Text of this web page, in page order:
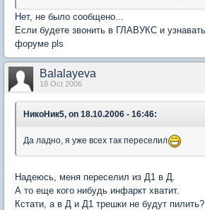
Нет, не было сообщено...
Если будете звонить в ГЛАВУКС и
форуме pls
Balalayeva
18 Oct 2006
НикоНик5, on 18.10.2006 - 16:46:
Да ладно, я уже всеx так переселил
Надеюсь, меня переселил из Д1 в Д.
А то еще кого нибудь инфаркт хватит.
Кстати, а в Д и Д1 трешки не будут пилить?